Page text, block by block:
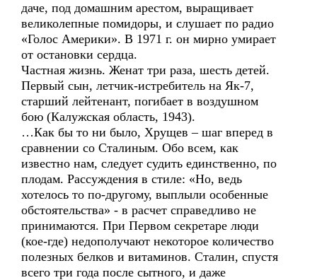
даче, под домашним арестом, выращивает
великолепные помидоры, и слушает по радио
«Голос Америки». В 1971 г. он мирно умирает
от остановки сердца.
Частная жизнь. Женат три раза, шесть детей.
Первый сын, летчик-истребитель на Як-7,
старший лейтенант, погибает в воздушном
бою (Калужская область, 1943).
…Как бы то ни было, Хрущев – шаг вперед в
сравнении со Сталиным. Обо всем, как
известно нам, следует судить единственно, по
плодам. Рассуждения в стиле: «Но, ведь
хотелось то по-другому, выплыли особенные
обстоятельства» - в расчет справедливо не
принимаются. При Первом секретаре люди
(кое-где) недополучают некоторое количество
полезных белков и витаминов. Сталин, спустя
всего три года после сытного, и даже